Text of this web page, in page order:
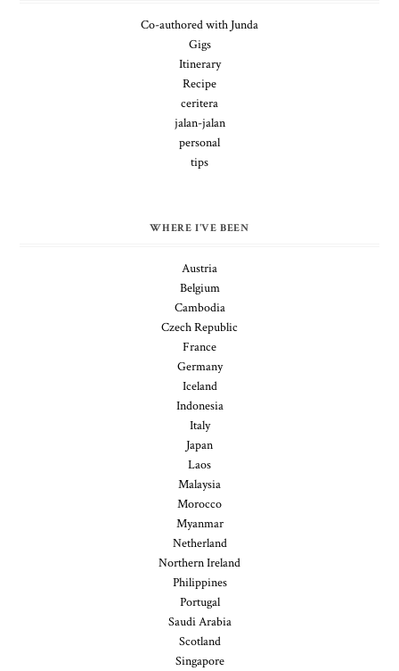
Co-authored with Junda
Gigs
Itinerary
Recipe
ceritera
jalan-jalan
personal
tips
WHERE I'VE BEEN
Austria
Belgium
Cambodia
Czech Republic
France
Germany
Iceland
Indonesia
Italy
Japan
Laos
Malaysia
Morocco
Myanmar
Netherland
Northern Ireland
Philippines
Portugal
Saudi Arabia
Scotland
Singapore